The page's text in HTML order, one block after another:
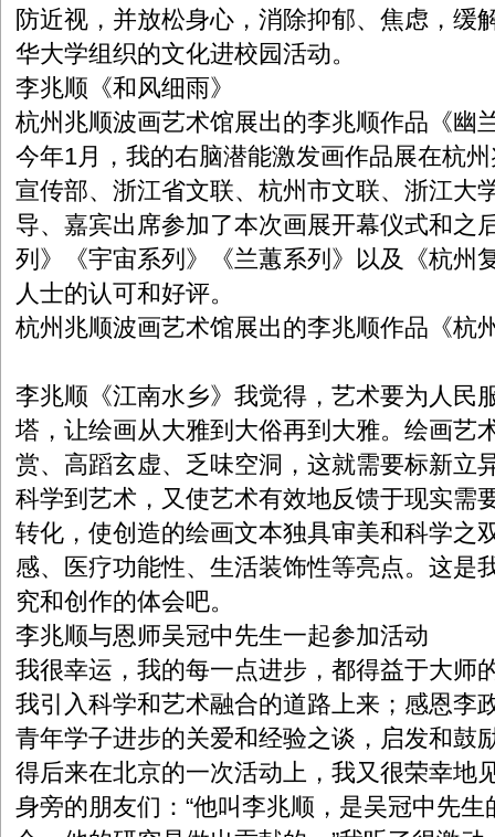
防近视，并放松身心，消除抑郁、焦虑，缓
华大学组织的文化进校园活动。
李兆顺《和风细雨》
杭州兆顺波画艺术馆展出的李兆顺作品《幽
今年1月，我的右脑潜能激发画作品展在杭
宣传部、浙江省文联、杭州市文联、浙江大
导、嘉宾出席参加了本次画展开幕仪式和之
列》《宇宙系列》《兰蕙系列》以及《杭州
人士的认可和好评。
杭州兆顺波画艺术馆展出的李兆顺作品《杭
李兆顺《江南水乡》我觉得，艺术要为人民
塔，让绘画从大雅到大俗再到大雅。绘画艺
赏、高蹈玄虚、乏味空洞，这就需要标新立
科学到艺术，又使艺术有效地反馈于现实需
转化，使创造的绘画文本独具审美和科学之
感、医疗功能性、生活装饰性等亮点。这是
究和创作的体会吧。
李兆顺与恩师吴冠中先生一起参加活动
我很幸运，我的每一点进步，都得益于大师
我引入科学和艺术融合的道路上来；感恩李
青年学子进步的关爱和经验之谈，启发和鼓
得后来在北京的一次活动上，我又很荣幸地
身旁的朋友们：“他叫李兆顺，是吴冠中先